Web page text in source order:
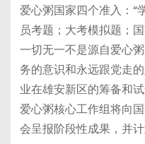
爱心粥国家四个准入：“
员考题；大考模拟题；
一切无一不是源自爱心
务的意识和永远跟党走
业在雄安新区的筹备和
爱心粥核心工作组将向
会呈报阶段性成果，并